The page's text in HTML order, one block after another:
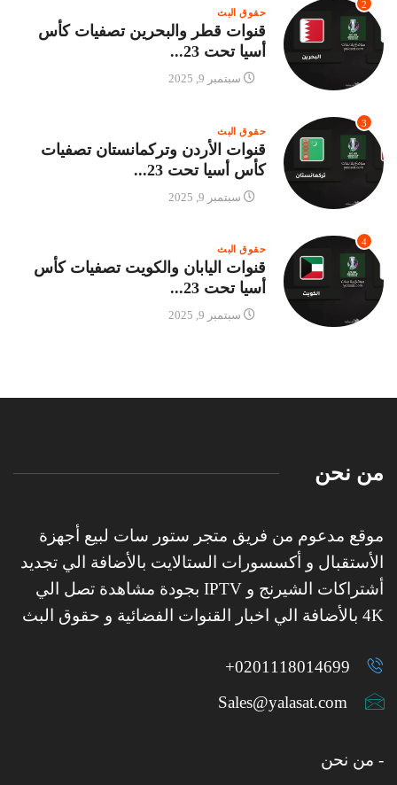
2
حقوق البث
قنوات قطر والبحرين تصفيات كأس
أسيا تحت 23...
سبتمبر 9, 2025
3
حقوق البث
قنوات الأردن وتركمانستان تصفيات
كأس أسيا تحت 23...
سبتمبر 9, 2025
4
حقوق البث
قنوات اليابان والكويت تصفيات كأس
أسيا تحت 23...
سبتمبر 9, 2025
من نحن
موقع مدعوم من فريق متجر ستور سات لبيع أجهزة
الأستقبال و أكسسورات الستالايت بالأضافة الي تجديد
أشتراكات الشيرنج و IPTV بجودة مشاهدة تصل الي
4K بالأضافة الي اخبار القنوات الفضائية و حقوق البث
Sales@yalasat.com
- من نحن